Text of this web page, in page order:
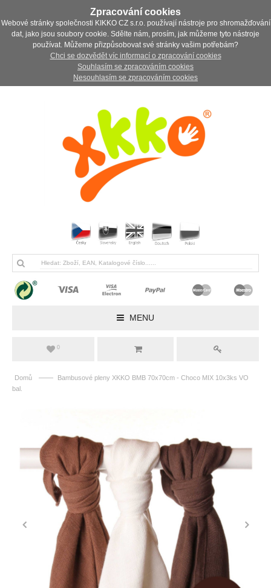
Zpracování cookies
Webové stránky společnosti KIKKO CZ s.r.o. používají nástroje pro shromažďování
dat, jako jsou soubory cookie. Sdělte nám, prosím, jak můžeme tyto nástroje
používat. Můžeme přizpůsobovat své stránky vašim potřebám?
Chci se dozvědět víc informací o zpracování cookies
Souhlasím se zpracováním cookies
Nesouhlasím se zpracováním cookies
MENU
0
Domů ——
Bambusové pleny XKKO BMB 70x70cm - Choco MIX 10x3ks VO
bal.